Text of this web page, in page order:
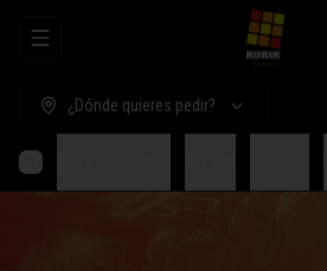
Abrir menu de navegación
¿Dónde quieres pedir?
Comida para compartir